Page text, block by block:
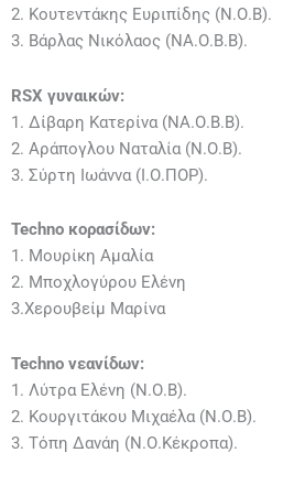
2. Κουτεντάκης Ευριπίδης (Ν.Ο.Β).
3. Βάρλας Νικόλαος (ΝΑ.Ο.Β.Β).
RSX γυναικών:
1. Δίβαρη Κατερίνα (ΝΑ.Ο.Β.Β).
2. Αράπογλου Ναταλία (Ν.Ο.Β).
3. Σύρτη Ιωάννα (Ι.Ο.ΠΟΡ).
Techno κορασίδων:
1. Μουρίκη Αμαλία
2. Μποχλογύρου Ελένη
3.Χερουβείμ Μαρίνα
Techno νεανίδων:
1. Λύτρα Ελένη (Ν.Ο.Β).
2. Κουργιτάκου Μιχαέλα (Ν.Ο.Β).
3. Τόπη Δανάη (Ν.Ο.Κέκροπα).